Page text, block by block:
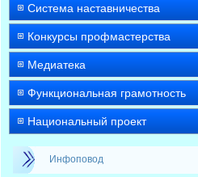
Система наставничества
Конкурсы профмастерства
Медиатека
Функциональная грамотность
Национальный проект
Инфоповод